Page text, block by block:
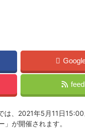
は、2021年5月11日
が開催されます。